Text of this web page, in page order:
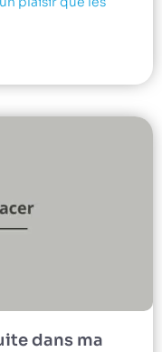
dans ma